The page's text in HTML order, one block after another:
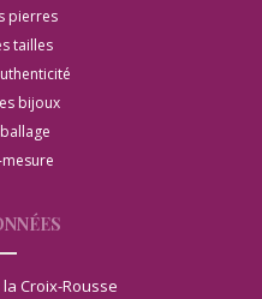
pierres
tailles
bijoux
Croix-Rousse